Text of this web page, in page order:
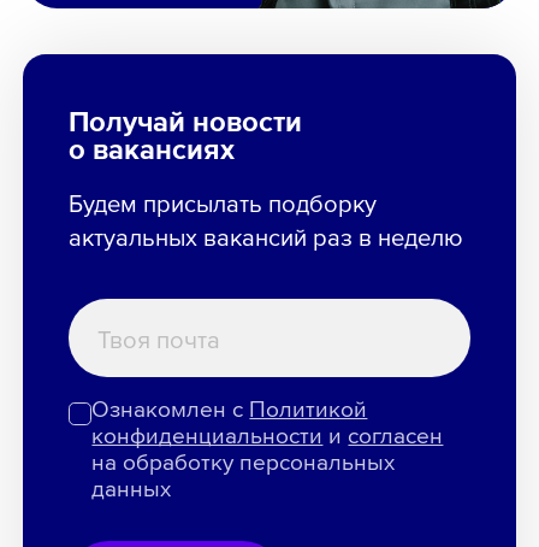
Получай новости
о вакансиях
Будем присылать подборку
актуальных вакансий раз в неделю
Ознакомлен с Политикой
конфиденциальности и согласен
на обработку персональных
данных